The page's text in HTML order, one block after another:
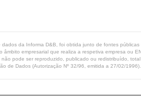
da Informa D&B, foi obtida junto de fontes
empresarial que realiza a respetiva empresa ou
pode ser reproduzido, publicado ou redistribuído,
de Dados (Autorização Nº 32/96, emitida a 27/02/1996).